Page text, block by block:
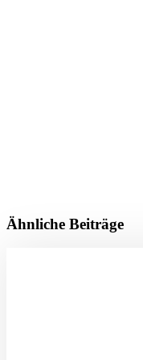
Ähnliche Beiträge